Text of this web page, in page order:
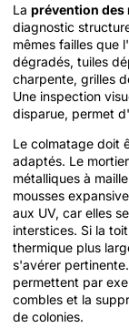
La prévention des
diagnostic
mêmes failles que
dégradés, tuiles
charpente, grilles
Une inspection
disparue, permet
Le colmatage doit
adaptés. Le
métalliques à
mousses
aux UV, car elles
interstices. Si la
thermique plus
s'avérer
permettent par
combles et la
de colonies.